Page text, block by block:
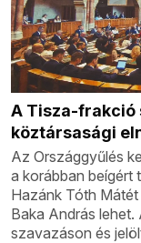
A Tisza-frakció
köztársasági
Az Országgyűlés
a korábban beígért
Hazánk Tóth
Baka András
szavazáson és